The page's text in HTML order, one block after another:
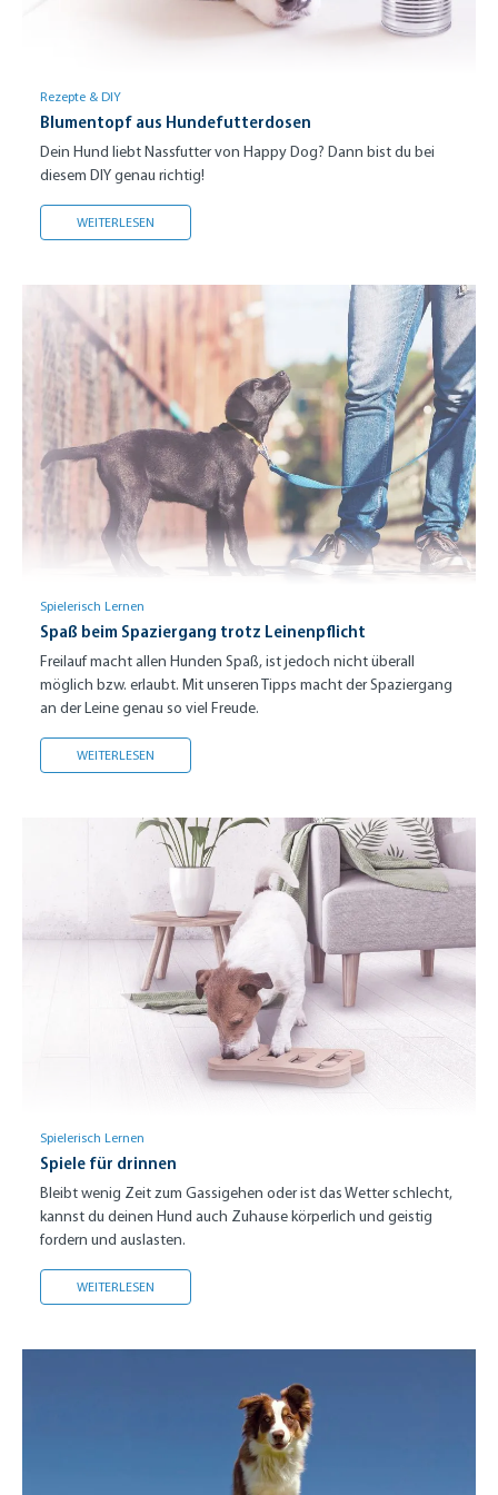
Rezepte & DIY
Blumentopf aus Hundefutterdosen
Dein Hund liebt Nassfutter von Happy Dog? Dann bist du bei
diesem DIY genau richtig!
WEITERLESEN
Spielerisch Lernen
Spaß beim Spaziergang trotz Leinenpflicht
Freilauf macht allen Hunden Spaß, ist jedoch nicht überall
möglich bzw. erlaubt. Mit unseren Tipps macht der Spaziergang
an der Leine genau so viel Freude.
WEITERLESEN
Spielerisch Lernen
Spiele für drinnen
Bleibt wenig Zeit zum Gassigehen oder ist das Wetter schlecht,
kannst du deinen Hund auch Zuhause körperlich und geistig
fordern und auslasten.
WEITERLESEN